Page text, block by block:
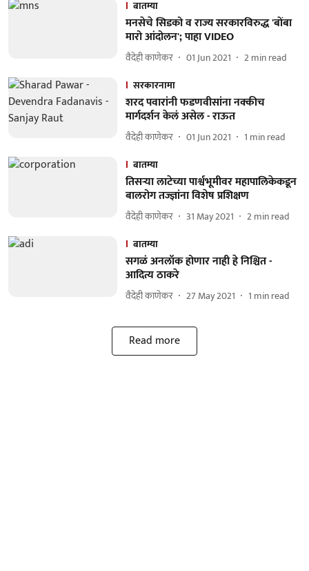
बातम्या
मनसेचे सिडको व राज्य सरकारविरुद्ध 'बोंबा
मारो आंदोलन'; पाहा VIDEO
वैदेही काणेकर 01 Jun 2021 2min read
सरकारनामा
शरद पवारांनी फडणवीसांना नक्कीच
मार्गदर्शन केलं असेल - राऊत
वैदेही काणेकर 01 Jun 2021 1 min read
बातम्या
तिसऱ्या लाटेच्या पार्श्वभूमीवर महापालिकेकडून
बालरोग तज्ज्ञांना विशेष प्रशिक्षण
वैदेही काणेकर 31 May 2021 2min read
बातम्या
सगळं अनलॉक होणार नाही हे निश्चित -
आदित्य ठाकरे
वैदेही काणेकर 27 May 2021 1 min read
Read more